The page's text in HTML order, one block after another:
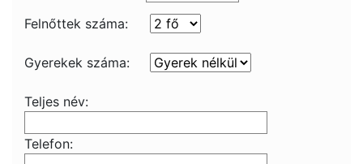
Felnőttek száma:
Gyerekek száma:
Teljes név:
Telefon: